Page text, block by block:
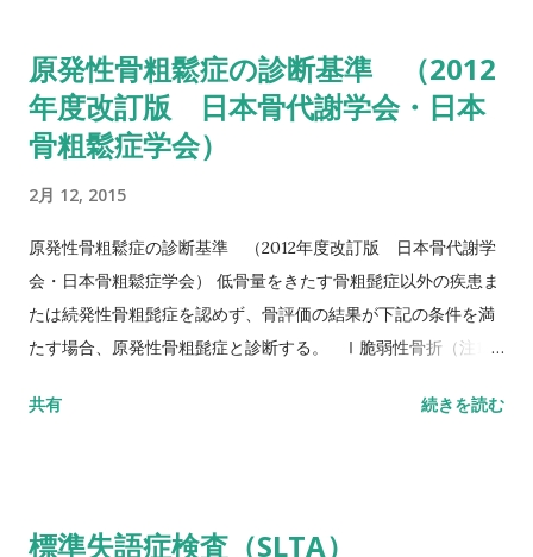
詳しい評価方法はこちら記事を参照して下さい↓ タイムアップ
アンドゴーテスト TUG:Timed Up & Go Test 10m歩行テスト
方法 助走路（各3m）を含めた約16m（直線歩行路）を歩行し、
測する。 カットオフ 24.6秒：屋内歩行 11.6秒：屋外歩行 詳し
い評価方法はこちら記事を参照して下さい↓ 10メートル歩行テ
スト(10MWT)
原発性骨粗鬆症の診断基準 （2012
年度改訂版 日本骨代謝学会・日本
骨粗鬆症学会）
2月 12, 2015
原発性骨粗鬆症の診断基準 （2012年度改訂版 日本骨代謝学
会・日本骨粗鬆症学会） 低骨量をきたす骨粗髭症以外の疾患ま
たは続発性骨粗髭症を認めず、骨評価の結果が下記の条件を満
たす場合、原発性骨粗髭症と診断する。 Ⅰ脆弱性骨折（注1）
の脆弱性骨折（注3）があり、骨密度（注4）がYAMの80％未満
性骨折、軽微な外力とは、立った姿勢からの転倒か、それ以下
共有 続きを読む
標準失語症検査（SLTA）